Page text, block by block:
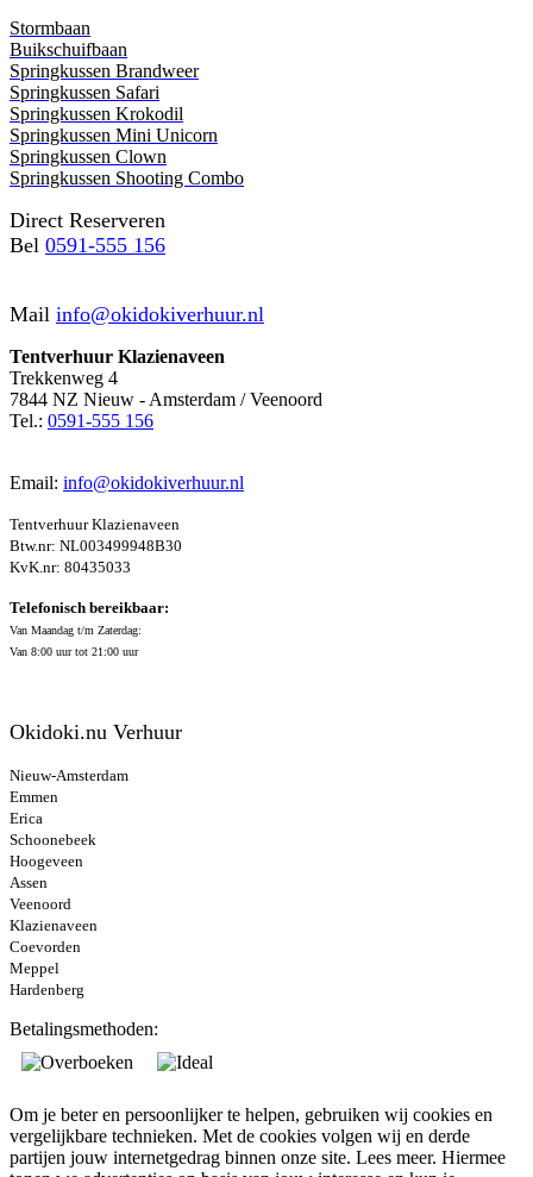
Stormbaan
Buikschuifbaan
Springkussen Brandweer
Springkussen Safari
Springkussen Krokodil
Springkussen Mini Unicorn
Springkussen Clown
Springkussen Shooting Combo
Direct Reserveren
Bel 0591-555 156
Mail info@okidokiverhuur.nl
Tentverhuur Klazienaveen
Trekkenweg 4
7844 NZ Nieuw - Amsterdam / Veenoord
Tel.: 0591-555 156
Email: info@okidokiverhuur.nl
Tentverhuur Klazienaveen
Btw.nr: NL003499948B30
KvK.nr: 80435033
Telefonisch bereikbaar:
Van Maandag t/m Zaterdag:
Van 8:00 uur tot 21:00 uur
Okidoki.nu Verhuur
Nieuw-Amsterdam
Emmen
Erica
Schoonebeek
Hoogeveen
Assen
Veenoord
Klazienaveen
Coevorden
Meppel
Hardenberg
Betalingsmethoden:
Om je beter en persoonlijker te helpen, gebruiken wij cookies en
vergelijkbare technieken. Met de cookies volgen wij en derde
partijen jouw internetgedrag binnen onze site. Lees meer. Hiermee